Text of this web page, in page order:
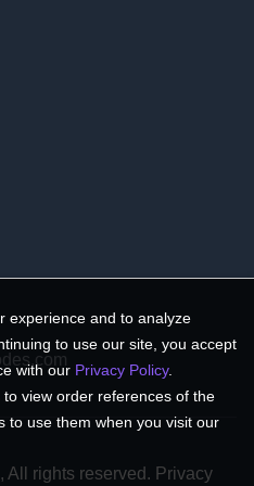
rights reserved. Privacy
experience and to analyze
to use our site, you accept
with our Privacy Policy.
view order references of the
to use them when you visit our